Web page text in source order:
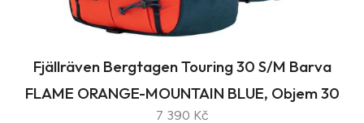
Fjällräven Bergtagen Touring 30 S/M Barva
FLAME ORANGE-MOUNTAIN BLUE, Objem 30
7 390 Kč